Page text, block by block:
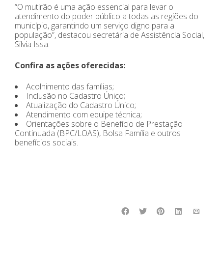
“O mutirão é uma ação essencial para levar o
atendimento do poder público a todas as regiões do
município, garantindo um serviço digno para a
população”, destacou secretária de Assistência Social,
Silvia Issa.
Confira as ações oferecidas:
Acolhimento das famílias;
Inclusão no Cadastro Único;
Atualização do Cadastro Único;
Atendimento com equipe técnica;
Orientações sobre o Benefício de Prestação
Continuada (BPC/LOAS), Bolsa Família e outros
benefícios sociais.